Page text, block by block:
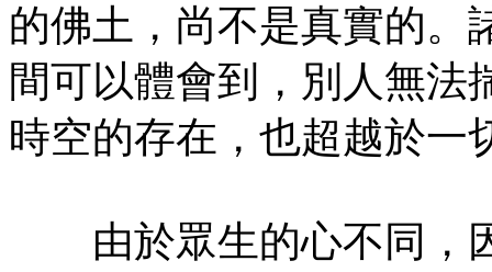
的佛土，尚不是真實的。
間可以體會到，別人無法
時空的存在，也超越於一
由於眾生的心不同，